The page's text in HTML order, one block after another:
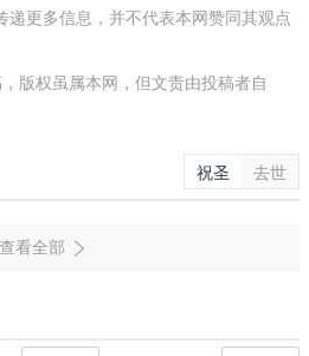
递更多信息，并不代表本网赞同其观点
版权虽属本网，但文责由投稿者自
祝圣 去世